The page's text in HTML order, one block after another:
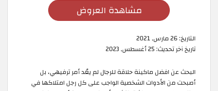
مشاهدة العروض
التاريخ:26 مارس, 2021
تاريخ آخر تحديث:25 أغسطس, 2023
البحث عن افضل ماكينة حلاقة للرجال لم يعُد أمر ترفيهي، بل
أصبحت من الأدوات الشخصية الواجب على كل رجل امتلاكها في